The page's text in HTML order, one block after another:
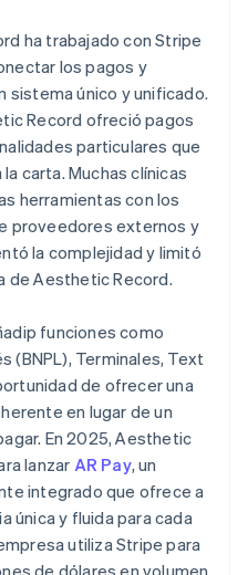
ha trabajado con Stripe
los pagos y
sistema único y unificado.
Record ofreció pagos
particulares que
carta. Muchas clínicas
herramientas con los
proveedores externos y
la complejidad y limitó
de Aesthetic Record.
funciones como
(BNPL), Terminales, Text
de ofrecer una
en lugar de un
En 2025, Aesthetic
lanzar AR Pay, un
integrado que ofrece a
única y fluida para cada
utiliza Stripe para
de dólares en volumen